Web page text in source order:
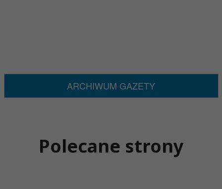
ARCHIWUM GAZETY
Polecane strony